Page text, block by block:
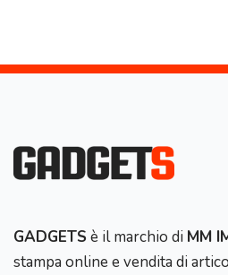
GADGETS è il marchio di MM
stampa online e vendita di